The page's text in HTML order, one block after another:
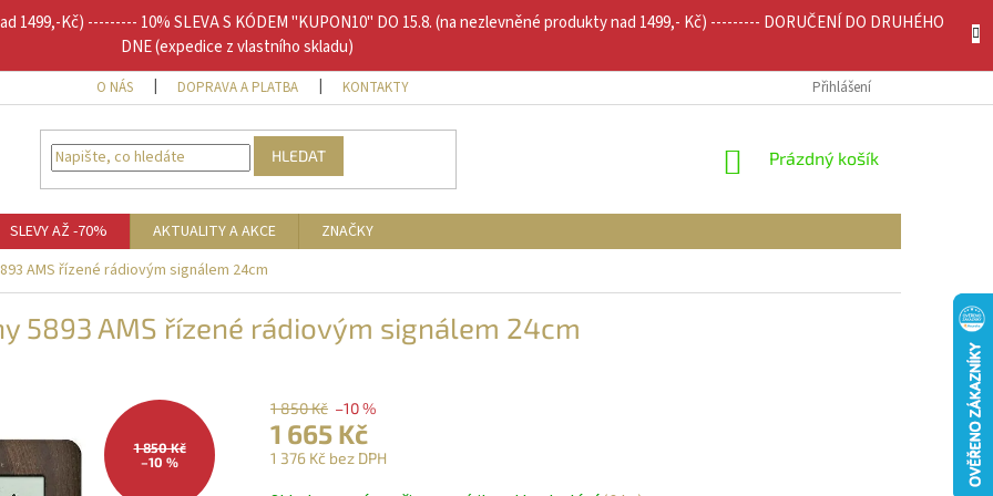
1499,-Kč) --------- 10% SLEVA S KÓDEM "KUPON10" DO 15.8. (na nezlevněné produkty nad 1499,- Kč) --------- DORUČENÍ DO DRUHÉHO
DNE (expedice z vlastního skladu)
O NÁS DOPRAVA A PLATBA KONTAKTY Přihlášení
HLEDAT
NÁKUPNÍ
Prázdný košík
SLEVY AŽ -70% AKTUALITY A AKCE
ZNAČKY
AMS řízené rádiovým signálem 24cm
5893 AMS řízené rádiovým signálem 24cm
1 850 Kč
–10 %
1 850 Kč –10 %
1 665 Kč
1 376 Kč bez DPH